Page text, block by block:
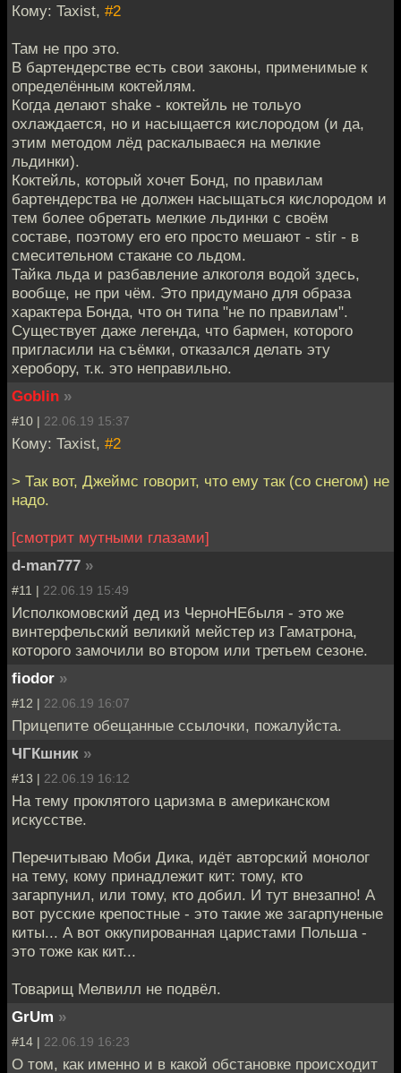
Кому: Taxist, #2
Там не про это.
В бартендерстве есть свои законы, применимые к
определённым коктейлям.
Когда делают shake - коктейль не тольуо
охлаждается, но и насыщается кислородом (и да,
этим методом лёд раскалываеся на мелкие
льдинки).
Коктейль, который хочет Бонд, по правилам
бартендерства не должен насыщаться кислородом и
тем более обретать мелкие льдинки с своём
составе, поэтому его его просто мешают - stir - в
смесительном стакане со льдом.
Тайка льда и разбавление алкоголя водой здесь,
вообще, не при чём. Это придумано для образа
характера Бонда, что он типа "не по правилам".
Существует даже легенда, что бармен, которого
пригласили на съёмки, отказался делать эту
херобору, т.к. это неправильно.
Goblin »
#10 | 22.06.19 15:37
Кому: Taxist, #2
> Так вот, Джеймс говорит, что ему так (со снегом) не
надо.
[смотрит мутными глазами]
d-man777 »
#11 | 22.06.19 15:49
Исполкомовский дед из ЧерноНЕбыля - это же
винтерфельский великий мейстер из Гаматрона,
которого замочили во втором или третьем сезоне.
fiodor »
#12 | 22.06.19 16:07
Прицепите обещанные ссылочки, пожалуйста.
ЧГКшник »
#13 | 22.06.19 16:12
На тему проклятого царизма в американском
искусстве.
Перечитываю Моби Дика, идёт авторский монолог
на тему, кому принадлежит кит: тому, кто
загарпунил, или тому, кто добил. И тут внезапно! А
вот русские крепостные - это такие же загарпуненые
киты... А вот оккупированная царистами Польша -
это тоже как кит...
Товарищ Мелвилл не подвёл.
GrUm »
#14 | 22.06.19 16:23
О том, как именно и в какой обстановке происходит